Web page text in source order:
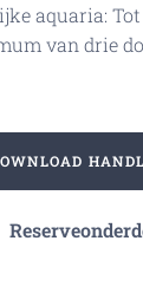
aquaria:
van drie